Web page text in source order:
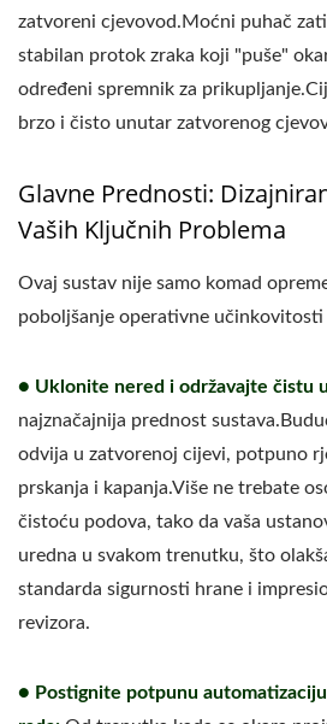
zatvoreni cjevovod.Moćni puhač
stabilan protok zraka koji "puše"
određeni spremnik za
brzo i čisto unutar zatvorenog
Glavne Prednosti:
Vaših Ključnih Problema
Ovaj sustav nije samo komad
poboljšanje operativne učinkovitosti
● Uklonite nered i održavajte čistu
najznačajnija prednost
odvija u zatvorenoj cijevi, potpuno
prskanja i kapanja.Više ne trebate
čistoću podova, tako da vaša
uredna u svakom trenutku, što
standarda sigurnosti hrane i
revizora.
● Postignite potpunu